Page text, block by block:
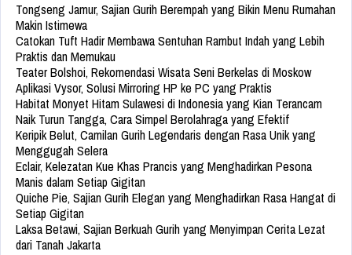
Tongseng Jamur, Sajian Gurih Berempah yang Bikin Menu Rumahan
Makin Istimewa
Catokan Tuft Hadir Membawa Sentuhan Rambut Indah yang Lebih
Praktis dan Memukau
Teater Bolshoi, Rekomendasi Wisata Seni Berkelas di Moskow
Aplikasi Vysor, Solusi Mirroring HP ke PC yang Praktis
Habitat Monyet Hitam Sulawesi di Indonesia yang Kian Terancam
Naik Turun Tangga, Cara Simpel Berolahraga yang Efektif
Keripik Belut, Camilan Gurih Legendaris dengan Rasa Unik yang
Menggugah Selera
Eclair, Kelezatan Kue Khas Prancis yang Menghadirkan Pesona
Manis dalam Setiap Gigitan
Quiche Pie, Sajian Gurih Elegan yang Menghadirkan Rasa Hangat di
Setiap Gigitan
Laksa Betawi, Sajian Berkuah Gurih yang Menyimpan Cerita Lezat
dari Tanah Jakarta